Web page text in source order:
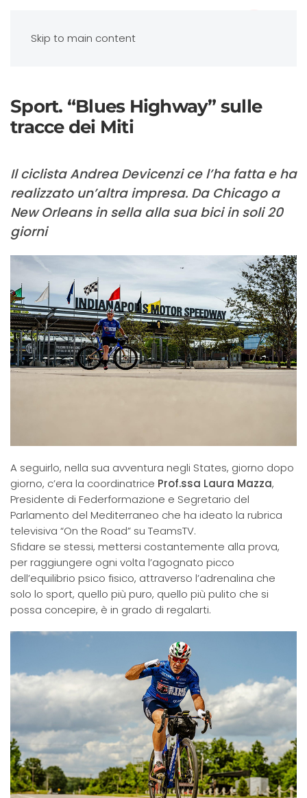
Skip to main content
Sport. “Blues Highway” sulle
tracce dei Miti
Il ciclista Andrea Devicenzi ce l’ha fatta e ha
realizzato un’altra impresa. Da Chicago a
New Orleans in sella alla sua bici in soli 20
giorni
A seguirlo, nella sua avventura negli States, giorno dopo
giorno, c’era la coordinatrice Prof.ssa Laura Mazza,
Presidente di Federformazione e Segretario del
Parlamento del Mediterraneo che ha ideato la rubrica
televisiva “On the Road” su TeamsTV.
Sfidare se stessi, mettersi costantemente alla prova,
per raggiungere ogni volta l’agognato picco
dell’equilibrio psico fisico, attraverso l’adrenalina che
solo lo sport, quello più puro, quello più pulito che si
possa concepire, è in grado di regalarti.